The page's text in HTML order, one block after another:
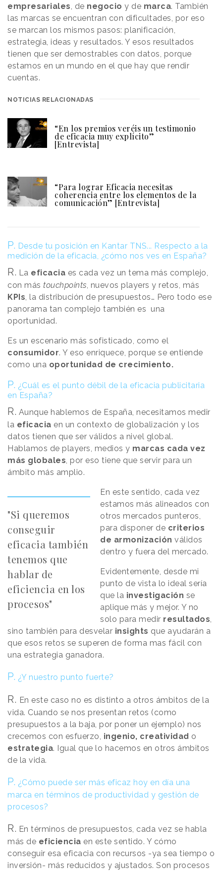
empresariales, de negocio y de marca. También
las marcas se encuentran con dificultades, por eso
se marcan los mismos pasos: planificación,
estrategia, ideas y resultados. Y esos resultados
tienen que ser demostrables con datos, porque
estamos en un mundo en el que hay que rendir
cuentas.
NOTICIAS RELACIONADAS
“En los premios veréis un testimonio
de eficacia muy explícito”
[Entrevista]
“Para lograr Eficacia necesitas
coherencia entre los elementos de la
comunicación” [Entrevista]
P. Desde tu posición en Kantar TNS... Respecto a la
medición de la eficacia, ¿cómo nos ves en España?
R. La eficacia es cada vez un tema más complejo,
con más touchpoints, nuevos players y retos, más
KPIs, la distribución de presupuestos… Pero todo ese
panorama tan complejo también es una
oportunidad.
Es un escenario más sofisticado, como el
consumidor. Y eso enriquece, porque se entiende
como una oportunidad de crecimiento.
P. ¿Cuál es el punto débil de la eficacia publicitaria
en España?
R. Aunque hablemos de España, necesitamos medir
la eficacia en un contexto de globalización y los
datos tienen que ser válidos a nivel global.
Hablamos de players, medios y marcas cada vez
más globales, por eso tiene que servir para un
ámbito más amplio.
"Si queremos
conseguir
eficacia también
tenemos que
hablar de
eficiencia en los
procesos"
En este sentido, cada vez
estamos más alineados con
otros mercados punteros,
para disponer de criterios
de armonización válidos
dentro y fuera del mercado.
Evidentemente, desde mi
punto de vista lo ideal sería
que la investigación se
aplique más y mejor. Y no
solo para medir resultados,
sino también para desvelar insights que ayudarán a
que esos retos se superen de forma mas fácil con
una estrategia ganadora.
P. ¿Y nuestro punto fuerte?
R. En este caso no es distinto a otros ámbitos de la
vida. Cuando se nos presentan retos (como
presupuestos a la baja, por poner un ejemplo) nos
crecemos con esfuerzo, ingenio, creatividad o
estrategia. Igual que lo hacemos en otros ámbitos
de la vida.
P. ¿Cómo puede ser más eficaz hoy en día una
marca en términos de productividad y gestión de
procesos?
R. En términos de presupuestos, cada vez se habla
más de eficiencia en este sentido. Y cómo
conseguir esa eficacia con recursos -ya sea tiempo o
inversión- más reducidos y ajustados. Son procesos